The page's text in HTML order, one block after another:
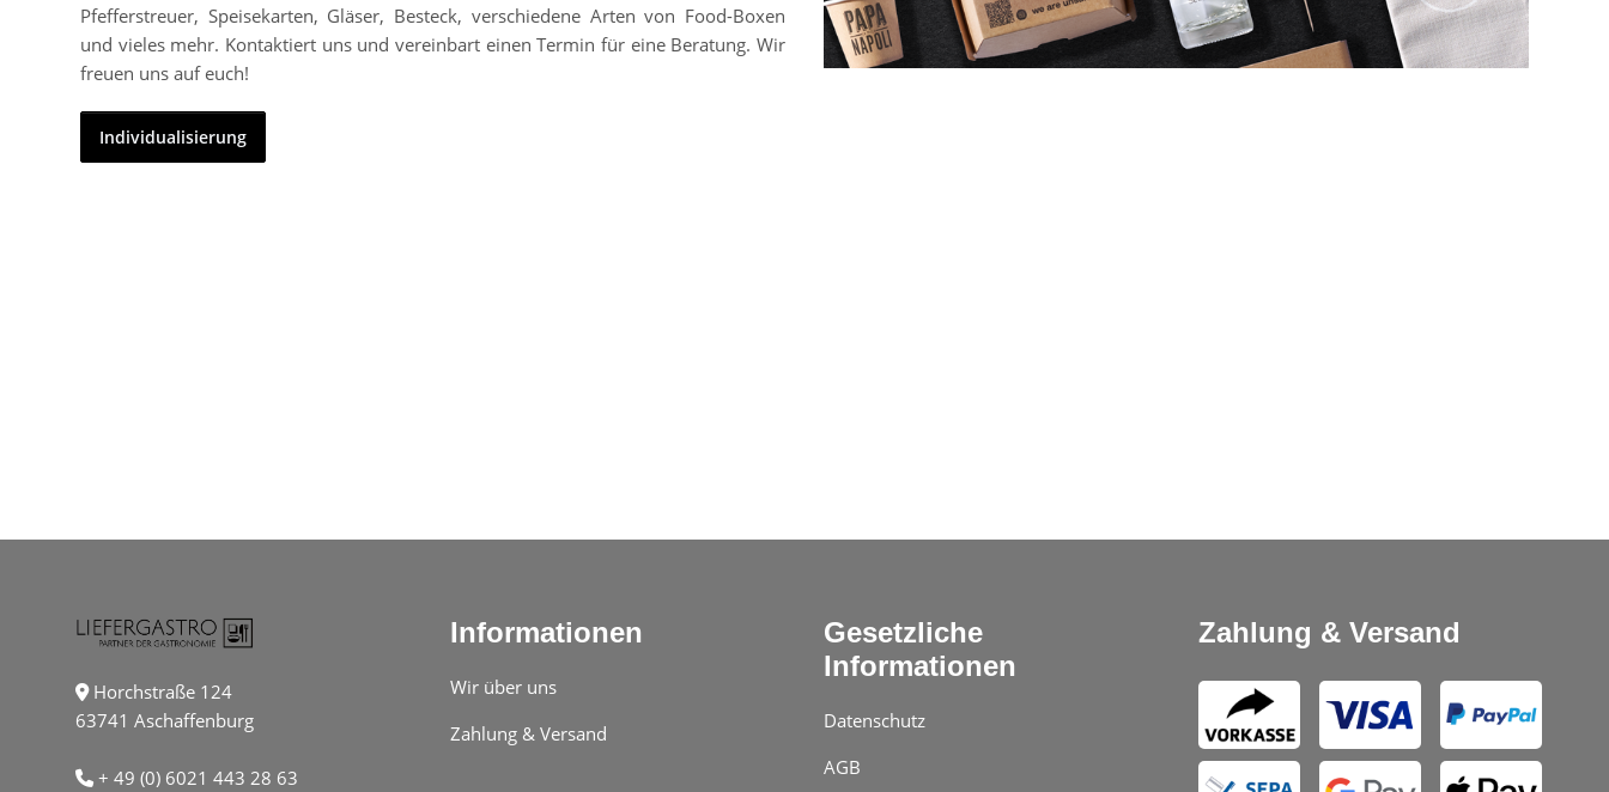
Pfefferstreuer, Speisekarten, Gläser, Besteck, verschiedene Arten von Food-Boxen
und vieles mehr. Kontaktiert uns und vereinbart einen Termin für eine Beratung. Wir
freuen uns auf euch!
Individualisierung
Horchstraße 124
63741 Aschaffenburg
+ 49 (0) 6021 443 28 63
Informationen
Wir über uns
Zahlung & Versand
Gesetzliche
Informationen
Datenschutz
AGB
Zahlung & Versand